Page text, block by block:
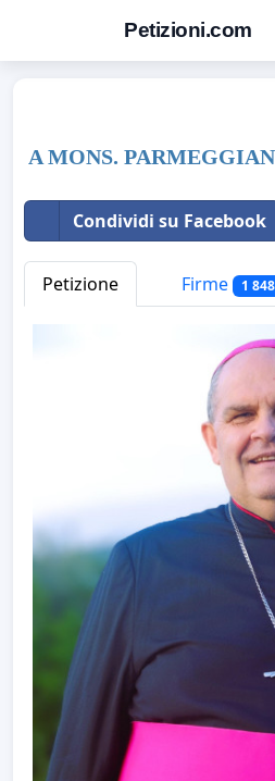
Petizioni.com
A MONS.
Condividi su Facebook
Petizione Firme 1 848